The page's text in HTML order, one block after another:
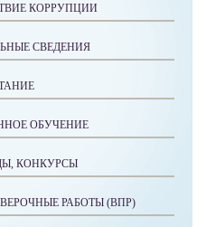
КОРРУПЦИИ
СВЕДЕНИЯ
ОБУЧЕНИЕ
КОНКУРСЫ
РАБОТЫ (ВПР)